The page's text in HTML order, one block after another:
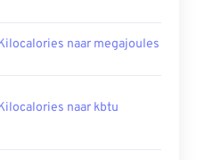
naar megajoules
naar kbtu